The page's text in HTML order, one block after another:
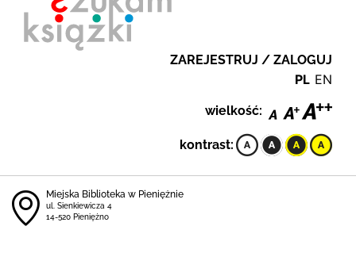
ZAREJESTRUJ / ZALOGUJ
PL EN
wielkość:
kontrast:
Miejska Biblioteka w Pieniężnie
ul. Sienkiewicza 4
14-520 Pieniężno